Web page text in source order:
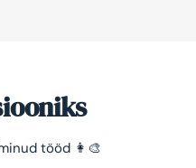
tööd 👩‍🎨